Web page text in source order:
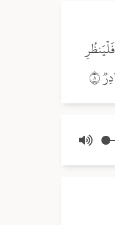
وَٱلسَّمَآءِ وَٱلطَّارِقِ ١ وَمَآ أَدۡرَىٰكَ مَا ٱلطَّارِقُ ٢ ٱلنَّجۡمُ ٱلثَّاقِبُ ٣ إِن كُلُّ نَفۡسٖ لَّمَّا عَلَيۡهَا حَافِظٞ ٤ فَلۡيَنظُرِ